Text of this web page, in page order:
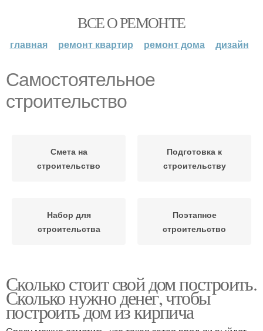
ВСЕ О РЕМОНТЕ
главная ремонт квартир ремонт дома дизайн
Самостоятельное
строительство
Смета на
строительство
Подготовка к
строительству
Набор для
строительства
Поэтапное
строительство
Сколько стоит свой дом построить.
Сколько нужно денег, чтобы
построить дом из кирпича